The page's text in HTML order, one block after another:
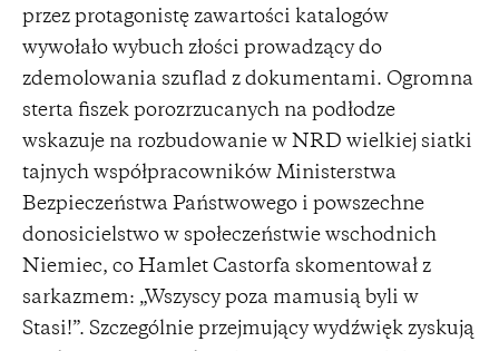
przez protagonistę zawartości katalogów
wywołało wybuch złości prowadzący do
zdemolowania szuflad z dokumentami. Ogromna
sterta fiszek porozrzucanych na podłodze
wskazuje na rozbudowanie w NRD wielkiej siatki
tajnych współpracowników Ministerstwa
Bezpieczeństwa Państwowego i powszechne
donosicielstwo w społeczeństwie wschodnich
Niemiec, co Hamlet Castorfa skomentował z
sarkazmem: „Wszyscy poza mamusią byli w
Stasi!”. Szczególnie przejmujący wydźwięk zyskują